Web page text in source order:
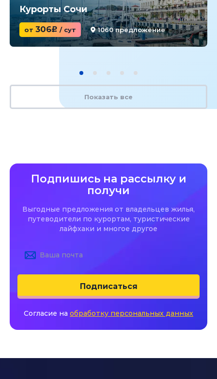
Курорты Сочи
от 306c / сут 1060 предложение
Показать все
Подпишись на рассылку и
получи
Выгодные предложения от владельцев жилья,
путеводители по курортам, туристические
лайфхаки и многое другое
Подписаться
Согласие на обработку персональных данных